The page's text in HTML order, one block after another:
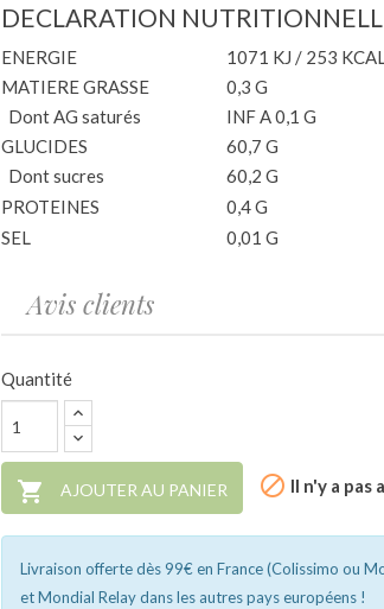
DECLARATION
ENERGIE
1071 KJ / 253
MATIERE GRASSE
0,3 G
Dont AG saturés
INF A 0,1 G
GLUCIDES
60,7 G
Dont sucres
60,2 G
PROTEINES
0,4 G
SEL
0,01 G
Avis clients
Quantité
 AJOUTER AU PANIER  Il n'y a pas
Livraison offerte dès 99€ en France (Colissimo ou
et Mondial Relay dans les autres pays européens !